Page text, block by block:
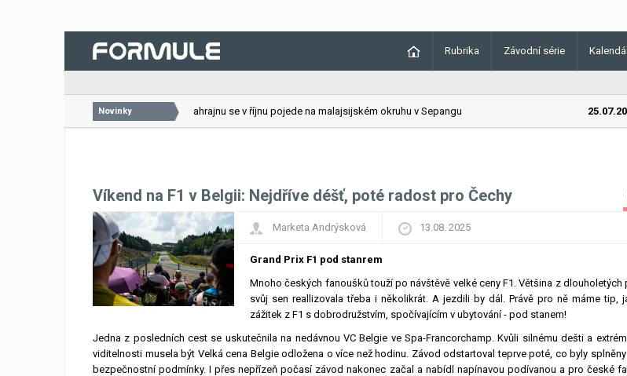
Rubrika Závodní série
Novinky
26.07.2026 VC Bahrajnu se v říjnu pojede na malajsijském okruhu v Sepangu 25.07.2026
Víkend na F1 v Belgii: Nejdříve déšť, poté radost pro Čechy
Marketa Andrýsková 13.08. 2025
Grand Prix F1 pod stanrem
Mnoho českých fanoušků touží po návštěvě velké ceny F1. Většina z dlouholetých
svůj sen reallizovala třeba i několikrát. A jezdili by dál. Právě pro ně máme tip,
zážitek z F1 s dobrodružstvím, spočívajícím v ubytování - pod stanem!
Jedna z posledních cest se uskutečnila na nedávnou VC Belgie ve Spa-Francorchamp. Kvůli silnému dešti a
viditelnosti musela být Velká cena Belgie odložena o více než hodinu. Závod odstartoval teprve poté, co byly
bezpečnostní podmínky. I přes nepřízeň počasí závod nakonec začal a nabídl napínavou podívanou a pro české